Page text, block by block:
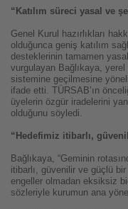
“Katılım süreci yasal ve
Genel Kurul hazırlıkları
olduğunca geniş katılım
desteklerinin tamamen
vurgulayan Bağlıkaya,
sistemine geçilmesine
ifade etti. TÜRSAB’ın
üyelerin özgür iradelerini
olduğunu söyledi.
“Hedefimiz itibarlı,
Bağlıkaya, “Geminin
itibarlı, güvenilir ve güçlü
engeller olmadan eksiksiz
sözleriyle kurumun ana